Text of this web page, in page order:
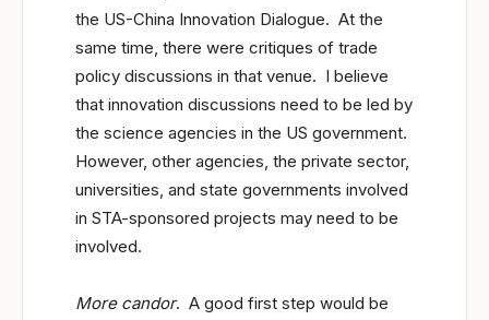
the US-China Innovation Dialogue. At the
same time, there were critiques of trade
policy discussions in that venue. I believe
that innovation discussions need to be led by
the science agencies in the US government.
However, other agencies, the private sector,
universities, and state governments involved
in STA-sponsored projects may need to be
involved.
More candor. A good first step would be